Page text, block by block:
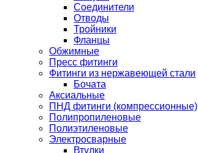
Соединители
Отводы
Тройники
Фланцы
Обжимные
Пресс фитинги
Фитинги из нержавеющей стали
Бочата
Аксиальные
ПНД фитинги (компрессионные)
Полипропиленовые
Полиэтиленовые
Электросварные
Втулки